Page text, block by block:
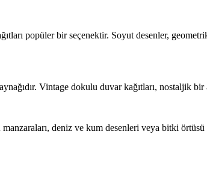
popüler bir seçenektir. Soyut desenler,
Vintage dokulu duvar kağıtları, nostaljik
deniz ve kum desenleri veya bitki